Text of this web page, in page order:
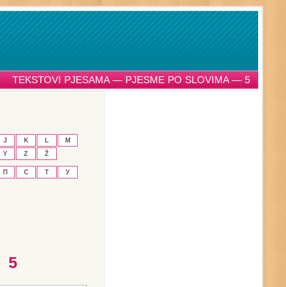
TEKSTOVI PJESAMA — PJESME PO SLOVIMA — 5
J K L
M
Y Z Ž
П С Т
У
5